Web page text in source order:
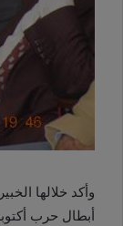
وأكد خلالها
أبطال حرب